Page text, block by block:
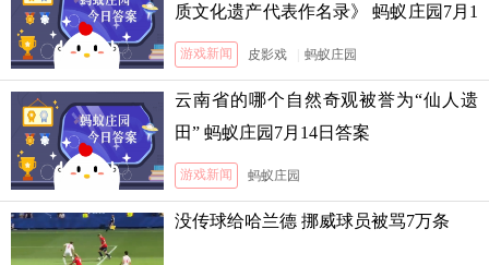
质文化遗产代表作名录》 蚂蚁庄园7月1
3日答案
游戏新闻 皮影戏 蚂蚁庄园
云南省的哪个自然奇观被誉为“仙人遗
田” 蚂蚁庄园7月14日答案
游戏新闻 蚂蚁庄园
没传球给哈兰德 挪威球员被骂7万条